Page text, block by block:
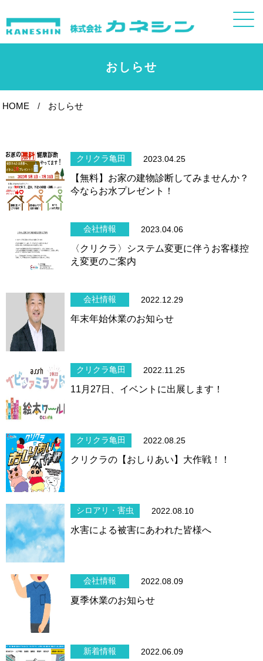
おしらせ
HOME おしらせ
クリクラ亀田 2023.04.25
【無料】お家の建物診断してみませんか？
今ならお水プレゼント！
会社情報 2023.04.06
〈クリクラ〉システム変更に伴うお客様控
え変更のご案内
会社情報 2022.12.29
年末年始休業のお知らせ
クリクラ亀田 2022.11.25
11月27日、イベントに出展します！
クリクラ亀田 2022.08.25
クリクラの【おしりあい】大作戦！！
シロアリ・害虫 2022.08.10
水害による被害にあわれた皆様へ
会社情報 2022.08.09
夏季休業のお知らせ
新着情報 2022.06.09